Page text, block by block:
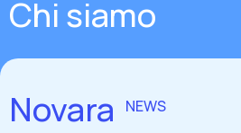
Chi siamo
NEWS
Novara